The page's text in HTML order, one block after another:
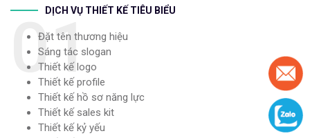
DỊCH VỤ THIẾT KẾ TIÊU BIỂU
Đặt tên thương hiệu
Sáng tác slogan
Thiết kế logo
Thiết kế profile
Thiết kế hồ sơ năng lực
Thiết kế sales kit
Thiết kế kỷ yếu
01